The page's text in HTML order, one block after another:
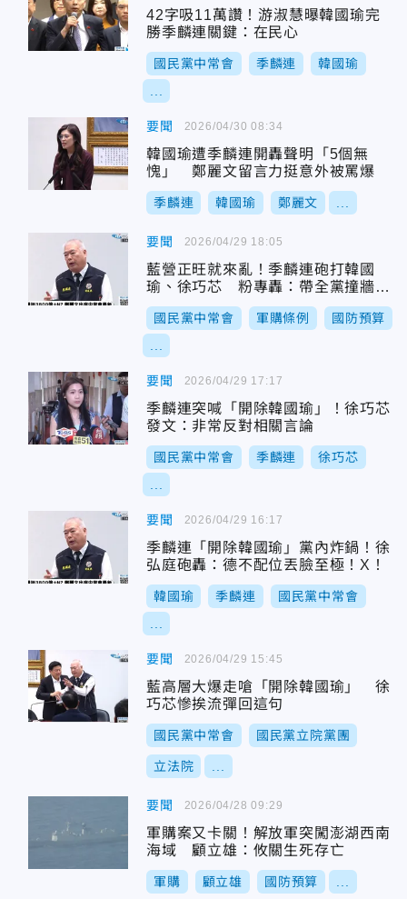
42字吸11萬讚！游淑慧曝韓國瑜完
勝季麟連關鍵：在民心
國民黨中常會 季麟連 韓國瑜
要聞
韓國瑜遭季麟連開轟聲明「5個無
愧」 鄭麗文留言力挺意外被罵爆
季麟連 韓國瑜 鄭麗文
2026/04/30 08:34
要聞
藍營正旺就來亂！季麟連砲打韓國
瑜、徐巧芯 粉專轟：帶全黨撞牆
「建議先把你開除」
國民黨中常會 軍購條例 國防預算
2026/04/29 18:05
要聞
季麟連突喊「開除韓國瑜」！徐巧芯
發文：非常反對相關言論
國民黨中常會 季麟連 徐巧芯
2026/04/29 17:17
要聞
季麟連「開除韓國瑜」黨內炸鍋！徐
弘庭砲轟：德不配位丟臉至極！X！
韓國瑜 季麟連 國民黨中常會
2026/04/29 16:17
要聞
藍高層大爆走嗆「開除韓國瑜」 徐
巧芯慘挨流彈回這句
國民黨中常會 國民黨立院黨團
立法院
2026/04/29 15:45
要聞
軍購案又卡關！解放軍突闖澎湖西南
海域 顧立雄：攸關生死存亡
軍購 顧立雄 國防預算
2026/04/28 09:29